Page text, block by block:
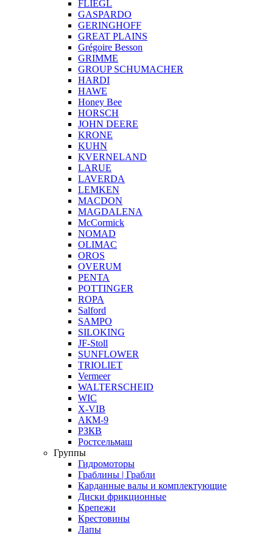
FLIEGL
GASPARDO
GERINGHOFF
GREAT PLAINS
Grégoire Besson
GRIMME
GROUP SCHUMACHER
HARDI
HAWE
Honey Bee
HORSCH
JOHN DEERE
KRONE
KUHN
KVERNELAND
LARUE
LAVERDA
LEMKEN
MACDON
MAGDALENA
McCormick
NOMAD
OLIMAC
OROS
OVERUM
PENTA
POTTINGER
ROPA
Salford
SAMPO
SILOKING
JF-Stoll
SUNFLOWER
TRIOLIET
Vermeer
WALTERSCHEID
WIC
X-VIB
АКМ-9
РЗКВ
Ростсельмаш
Группы
Гидромоторы
Граблины | Грабли
Карданные валы и комплектующие
Диски фрикционные
Крепежи
Крестовины
Лапы